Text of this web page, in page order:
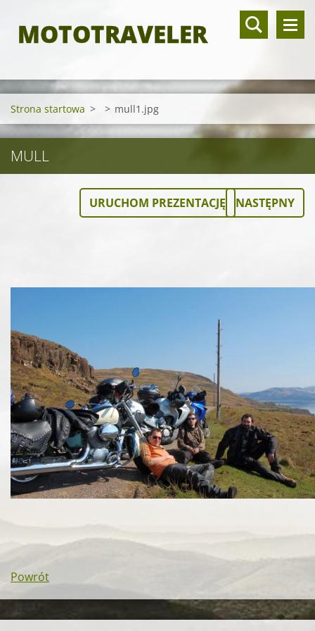
MOTOTRAVELER
Strona startowa > > mull1.jpg
MULL
URUCHOM PREZENTACJĘ NASTĘPNY
Powrót